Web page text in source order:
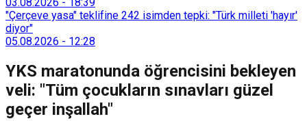
"Çerçeve yasa" teklifine 242 isimden tepki: "Türk milleti 'hayır'
diyor"
05.08.2026 - 12:28
YKS maratonunda öğrencisini bekleyen
veli: "Tüm çocukların sınavları güzel
geçer inşallah"